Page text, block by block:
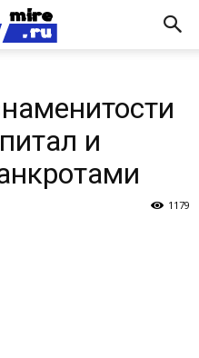
и
1179